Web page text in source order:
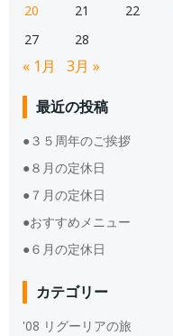
20
21 22
27
28
« 1月 3月 »
最近の投稿
●３５周年のご挨拶
●８月の定休日
●７月の定休日
●おすすめメニュー
●６月の定休日
カテゴリー
'08 リグーリアの旅